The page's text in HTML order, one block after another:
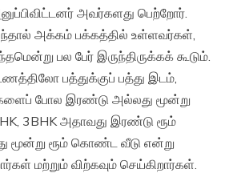
அவர்களது பெற்றோர்.
அக்கம் பக்கத்தில் உள்ளவர்கள்,
பல பேர் இருந்திருக்கக் கூடும்.
பத்துக்குப் பத்து இடம்,
போல இரண்டு அல்லது மூன்று
3BHK அதாவது இரண்டு ரூம்
ரூம் கொண்ட வீடு என்று
மற்றும் விற்கவும் செய்கிறார்கள்.